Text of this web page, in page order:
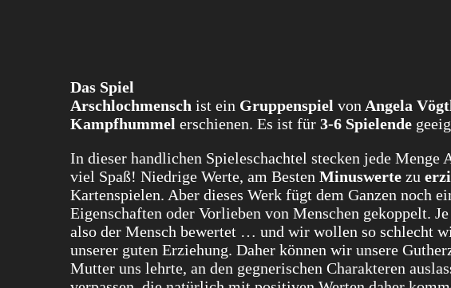
Das Spiel
Arschlochmensch ist ein Gruppenspiel von Angela
Kampfhummel erschienen. Es ist für 3-6 Spielende
In dieser handlichen Spieleschachtel stecken jede Menge
viel Spaß! Niedrige Werte, am Besten Minuswerte zu
Kartenspielen. Aber dieses Werk fügt dem Ganzen noch
Eigenschaften oder Vorlieben von Menschen gekoppelt.
also der Mensch bewertet … und wir wollen so schlecht
unserer guten Erziehung. Daher können wir unsere
Mutter uns lehrte, an den gegnerischen Charakteren